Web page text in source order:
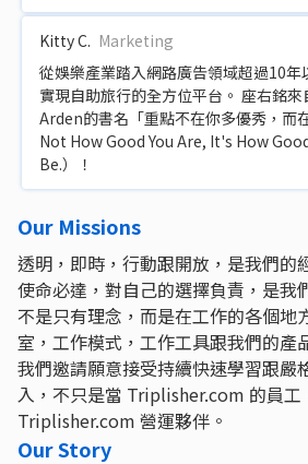
Kitty C. Marketing
從娛樂產業踏入網路廣告領域超過10年
實現自助旅行的全方位平台。 座右銘
Arden的書名「重點不在你多優秀，而
Not How Good You Are, It's How
Be.）！
Our Missions
透明，即時，行動跟開放，是我們的
使命必達，對自己的選擇負責，是我
不是只有理念，而是在工作的各個地
室，工作模式，工作工具跟我們的產
我們邀請願意接受持續快速學習跟嚴
入，不只是當 Triplisher.com 的員工
Triplisher.com 營運夥伴。
Our Story